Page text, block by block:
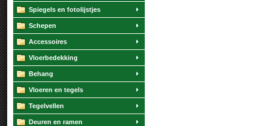
Spiegels en fotolijstjes
Schepen
Accessoires
Vloerbedekking
Behang
Vloeren en tegels
Tegelvellen
Deuren en ramen